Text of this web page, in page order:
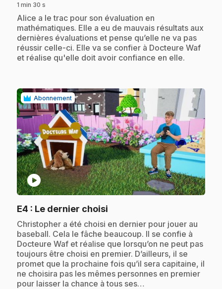
1 min 30 s
.Alice a le trac pour son évaluation en
mathématiques. Elle a eu de mauvais résultats aux
dernières évaluations et pense qu’elle ne va pas
réussir celle-ci. Elle va se confier à Docteure Waf
et réalise qu'elle doit avoir confiance en elle.
Abonnement
play_circle
E4 : Le dernier choisi
.Christopher a été choisi en dernier pour jouer au
baseball. Cela le fâche beaucoup. Il se confie à
Docteure Waf et réalise que lorsqu’on ne peut pas
toujours être choisi en premier. D’ailleurs, il se
promet que la prochaine fois qu’il sera capitaine, il
ne choisira pas les mêmes personnes en premier
pour laisser la chance à tous ses…